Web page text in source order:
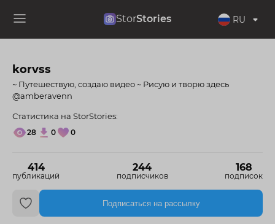
StorStories RU
korvss
414
публикаций
244
подписчиков
168
подписок
~ Путешествую, создаю видео ~ Рисую и творю здесь
@amberavenn
Статистика на StorStories:
28 0 0
Подписаться на рассылку